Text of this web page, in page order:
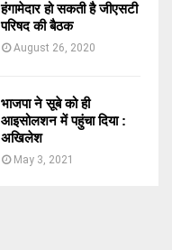
हंगामेदार हो सकती है जीएसटी
परिषद की बैठक
August 26, 2020
भाजपा ने सूबे को ही
आइसोलशन में पहुंचा दिया :
अखिलेश
May 3, 2021